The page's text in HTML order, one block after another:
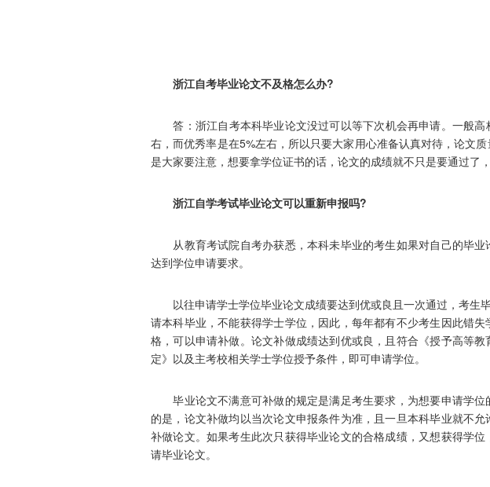
浙江自考毕业论文不及格怎么办?
答：浙江自考本科毕业论文没过可以等下次机会再申请。一般高
右，而优秀率是在5%左右，所以只要大家用心准备认真对待，论文
是大家要注意，想要拿学位证书的话，论文的成绩就不只是要通过了
浙江自学考试毕业论文可以重新申报吗?
从教育考试院自考办获悉，本科未毕业的考生如果对自己的毕业
达到学位申请要求。
以往申请学士学位毕业论文成绩要达到优或良且一次通过，考生毕
请本科毕业，不能获得学士学位，因此，每年都有不少考生因此错
格，可以申请补做。论文补做成绩达到优或良，且符合《授予高等
定》以及主考校相关学士学位授予条件，即可申请学位。
毕业论文不满意可补做的规定是满足考生要求，为想要申请学位
的是，论文补做均以当次论文申报条件为准，且一旦本科毕业就不
补做论文。如果考生此次只获得毕业论文的合格成绩，又想获得学
请毕业论文。